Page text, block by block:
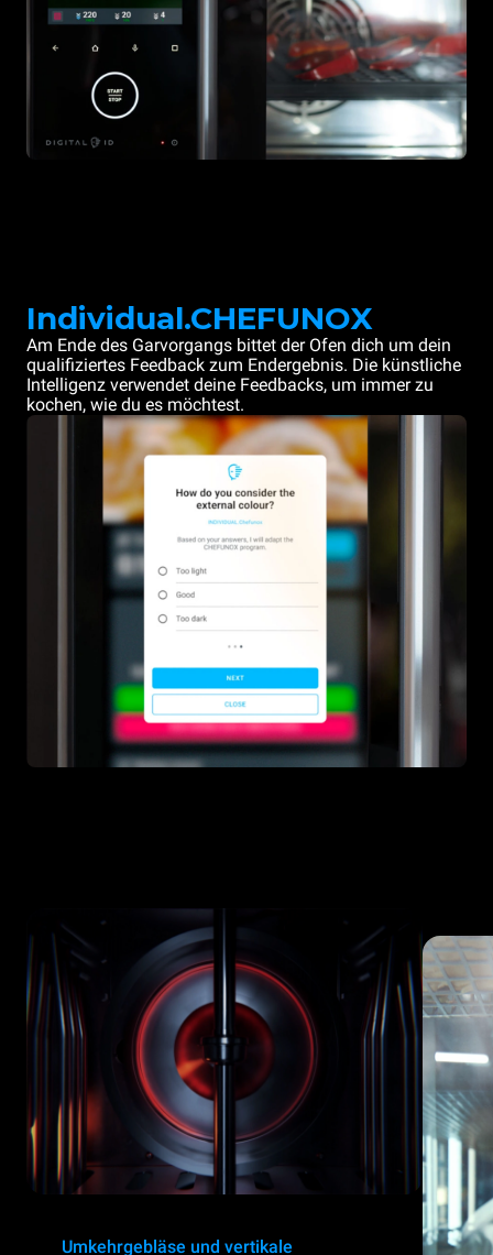
Individual.CHEFUNOX
Am Ende des Garvorgangs bittet der Ofen dich um dein
qualifiziertes Feedback zum Endergebnis. Die künstliche
Intelligenz verwendet deine Feedbacks, um immer zu
kochen, wie du es möchtest.
Umkehrgebläse und vertikale